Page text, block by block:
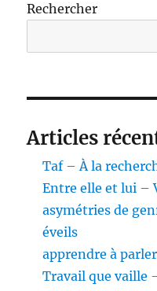
Rechercher
Articles
Taf – À la
Entre elle et lui –
asymétries de
éveils
apprendre à
Travail que vaille